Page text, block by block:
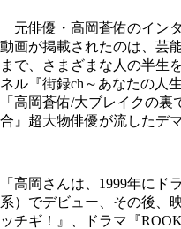
元俳優・高岡蒼佑のイン
動画が掲載されたのは、芸
まで、さまざまな人の半生
ネル『街録ch～あなたの人
「高岡蒼佑/大ブレイクの
合』超大物俳優が流したデ
「高岡さんは、1999年にド
系）でデビュー、その後、
ッチギ！』、ドラマ『